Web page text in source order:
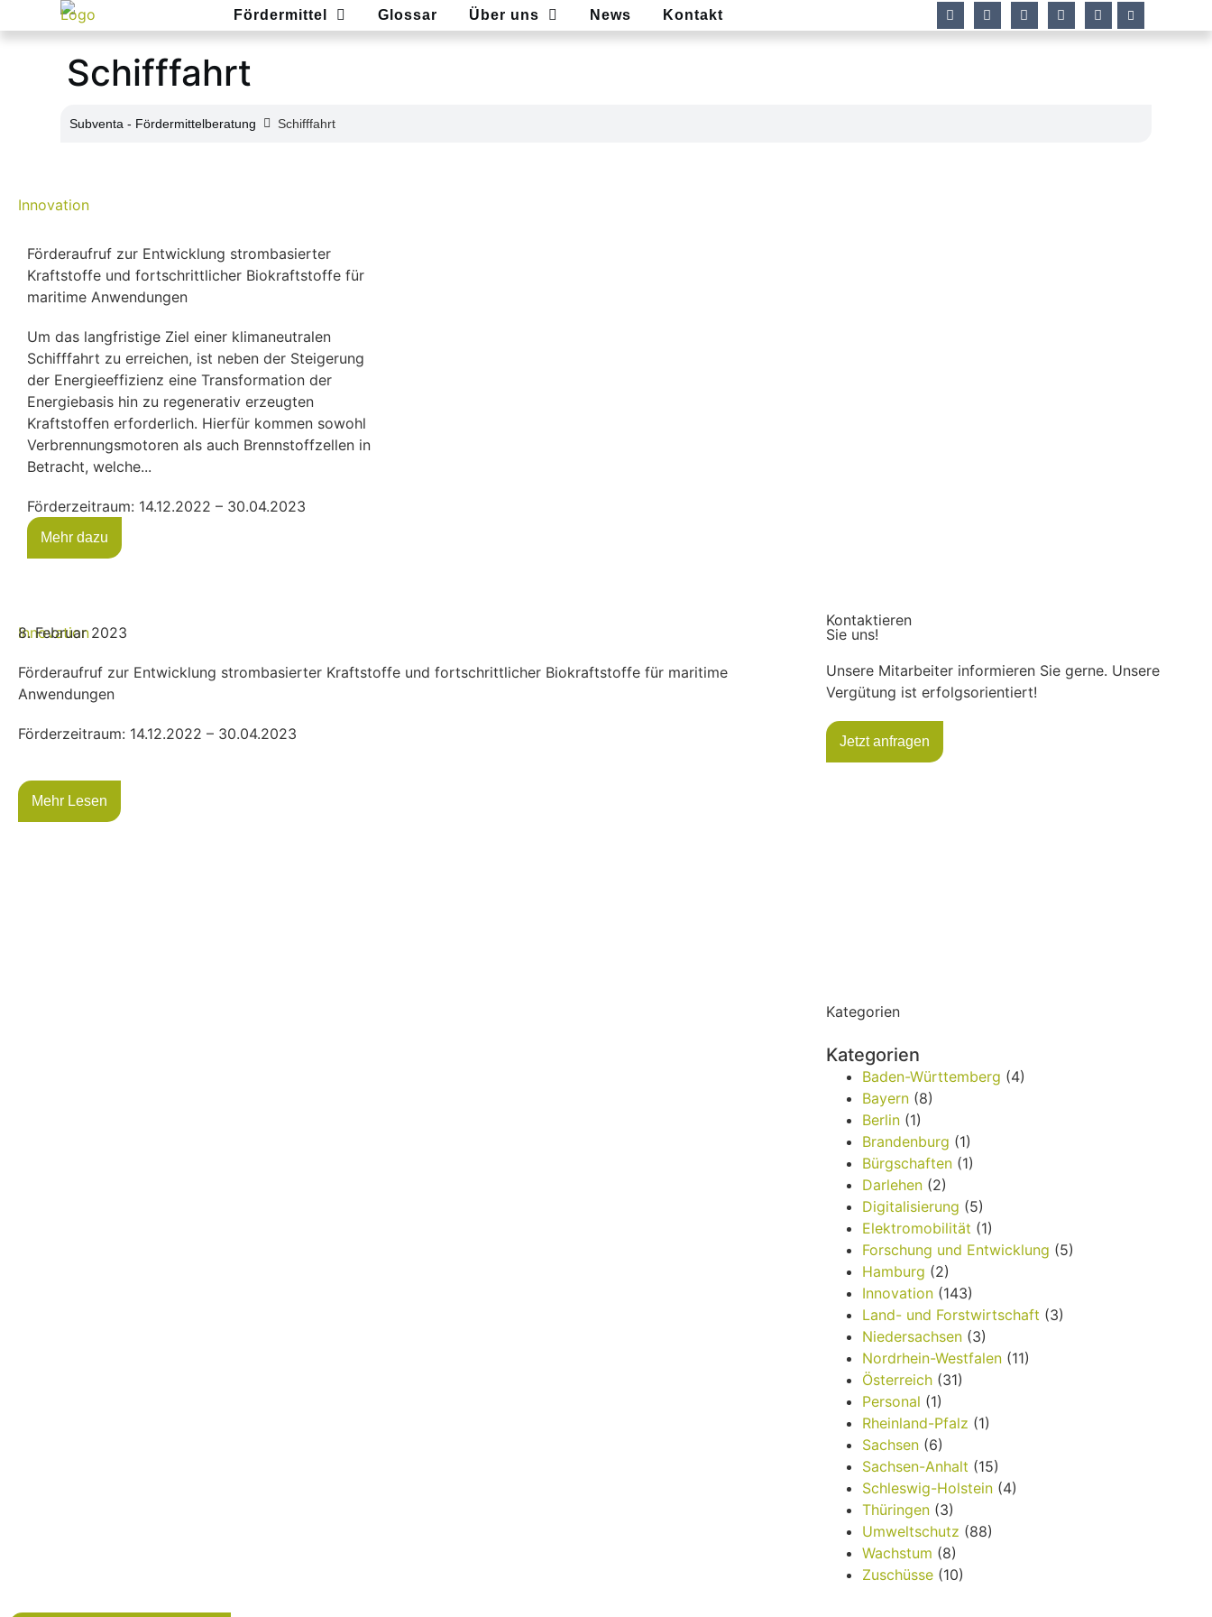
Fördermittel Glossar Über uns News Kontakt
Schifffahrt
Subventa ‐ Fördermittelberatung Schifffahrt
Innovation
Förderaufruf zur Entwicklung strombasierter
Kraftstoffe und fortschrittlicher Biokraftstoffe für
maritime Anwendungen
Um das langfristige Ziel einer klimaneutralen
Schifffahrt zu erreichen, ist neben der Steigerung
der Energieeffizienz eine Transformation der
Energiebasis hin zu regenerativ erzeugten
Kraftstoffen erforderlich. Hierfür kommen sowohl
Verbrennungsmotoren als auch Brennstoffzellen in
Betracht, welche...
Förderzeitraum: 14.12.2022 – 30.04.2023
Mehr dazu
Innovation
8. Februar 2023
Förderaufruf zur Entwicklung strombasierter Kraftstoffe und fortschrittlicher Biokraftstoffe für maritime
Anwendungen
Förderzeitraum: 14.12.2022 – 30.04.2023
Mehr Lesen
Kontaktieren
Sie uns!
Unsere Mitarbeiter informieren Sie gerne. Unsere
Vergütung ist erfolgsorientiert!
Jetzt anfragen
Kategorien
Kategorien
Baden-Württemberg (4)
Bayern(8)
Berlin(1)
Brandenburg (1)
Bürgschaften(1)
Darlehen(2)
Digitalisierung (5)
Elektromobilität (1)
Forschung und Entwicklung (5)
Hamburg (2)
Innovation(143)
Land- und Forstwirtschaft (3)
Niedersachsen(3)
Nordrhein-Westfalen(11)
Österreich(31)
Personal (1)
Rheinland-Pfalz (1)
Sachsen(6)
Sachsen-Anhalt (15)
Schleswig-Holstein(4)
Thüringen(3)
Umweltschutz (88)
Wachstum (8)
Zuschüsse(10)